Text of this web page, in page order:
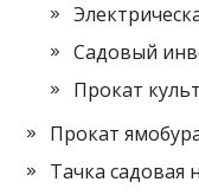
Садовый
Прокат
Прокат
Тачка садовая